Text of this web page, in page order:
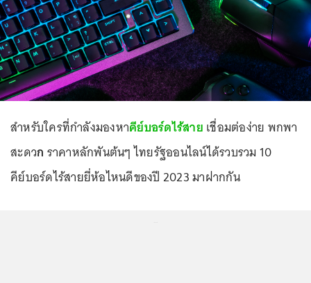
สำหรับใครที่กำลังมองหาคีย์บอร์ดไร้สาย เชื่อมต่อง่าย พกพา
สะดวก ราคาหลักพันต้นๆ ไทยรัฐออนไลน์ได้รวบรวม 10
คีย์บอร์ดไร้สายยี่ห้อไหนดีของปี 2023 มาฝากกัน